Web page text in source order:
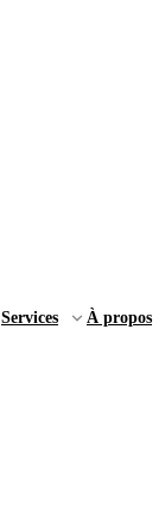
Services À propos